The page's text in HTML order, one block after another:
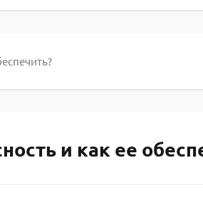
и как ее